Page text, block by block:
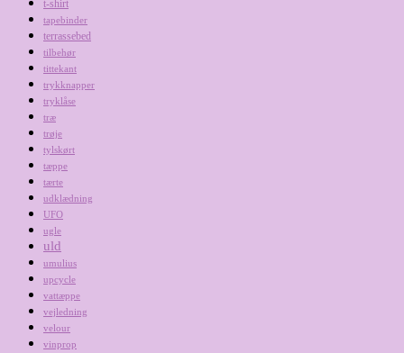
t-shirt
tapebinder
terrassebed
tilbehør
tittekant
trykknapper
tryklåse
træ
trøje
tylskørt
tæppe
tærte
udklædning
UFO
ugle
uld
umulius
upcycle
vattæppe
vejledning
velour
vinprop